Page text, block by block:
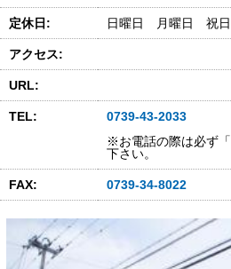
定休日: 日曜日 月曜日 祝日
アクセス:
URL:
TEL:
0739-43-2033
※お電話の際は必ず
下さい。
FAX: 0739-34-8022